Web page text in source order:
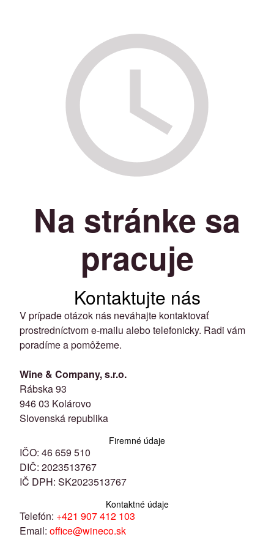
Na stránke sa
pracuje
Kontaktujte nás
V prípade otázok nás neváhajte kontaktovať
prostredníctvom e-mailu alebo telefonicky. Radi vám
poradíme a pomôžeme.
Wine & Company, s.r.o.
Rábska 93
946 03 Kolárovo
Slovenská republika
Firemné údaje
IČO: 46 659 510
DIČ: 2023513767
IČ DPH: SK2023513767
Kontaktné údaje
Telefón: +421 907 412 103
Email: office@wineco.sk